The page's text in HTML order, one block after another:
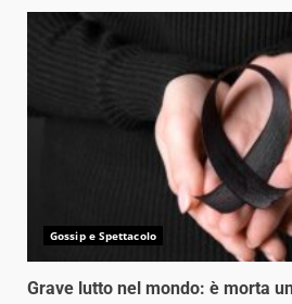
Gossip e Spettacolo
Grave lutto nel mondo: è morta